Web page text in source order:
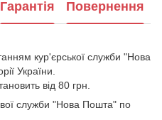
Гарантія Повернення
кур'єрської служби "Нова
України.
від 80 грн.
служби "Нова Пошта" по